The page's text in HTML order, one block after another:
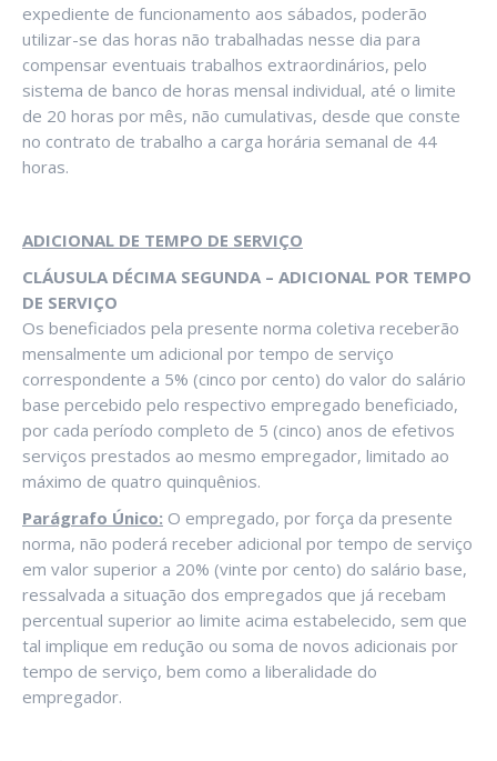
expediente de funcionamento aos sábados, poderão
utilizar-se das horas não trabalhadas nesse dia para
compensar eventuais trabalhos extraordinários, pelo
sistema de banco de horas mensal individual, até o limite
de 20 horas por mês, não cumulativas, desde que conste
no contrato de trabalho a carga horária semanal de 44
horas.
ADICIONAL DE TEMPO DE SERVIÇO
CLÁUSULA DÉCIMA SEGUNDA – ADICIONAL POR TEMPO
DE SERVIÇO
Os beneficiados pela presente norma coletiva receberão
mensalmente um adicional por tempo de serviço
correspondente a 5% (cinco por cento) do valor do salário
base percebido pelo respectivo empregado beneficiado,
por cada período completo de 5 (cinco) anos de efetivos
serviços prestados ao mesmo empregador, limitado ao
máximo de quatro quinquênios.
Parágrafo Único: O empregado, por força da presente
norma, não poderá receber adicional por tempo de serviço
em valor superior a 20% (vinte por cento) do salário base,
ressalvada a situação dos empregados que já recebam
percentual superior ao limite acima estabelecido, sem que
tal implique em redução ou soma de novos adicionais por
tempo de serviço, bem como a liberalidade do
empregador.